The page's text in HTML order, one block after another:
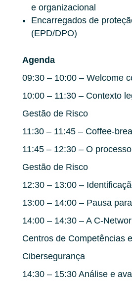
e organizacional
Encarregados de
(EPD/DPO)
Agenda
09:30 – 10:00 – Welcome
10:00 – 11:30 – Contexto
Gestão de Risco
11:30 – 11:45 – Coffee-
11:45 – 12:30 – O
Gestão de Risco
12:30 – 13:00 –
13:00 – 14:00 – Pausa
14:00 – 14:30 – A C-
Centros de Competências
Cibersegurança
14:30 – 15:30 Análise e